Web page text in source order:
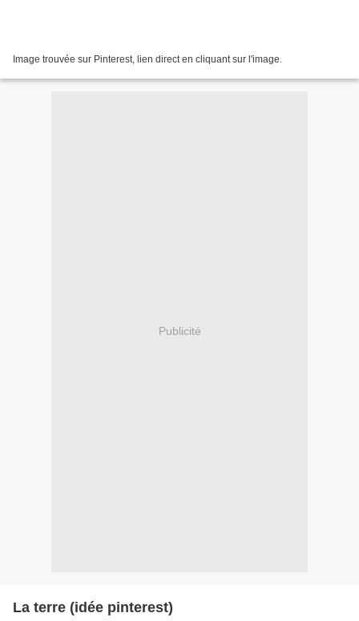
Image trouvée sur Pinterest, lien direct en cliquant sur l'image.
Publicité
La terre (idée pinterest)